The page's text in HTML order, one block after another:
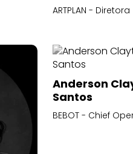
ARTPLAN -
Anderson
Santos
BEBOT - Chief